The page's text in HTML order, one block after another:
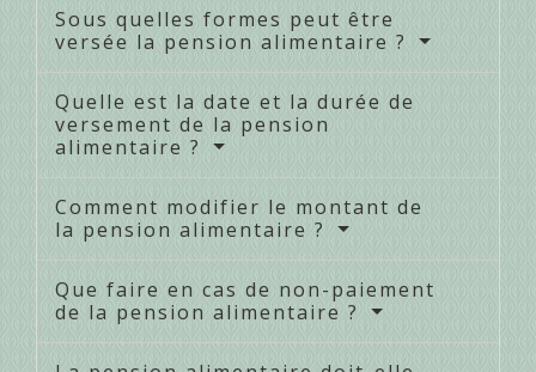
Sous quelles formes peut être
versée la pension alimentaire ?
Quelle est la date et la durée de
versement de la pension
alimentaire ?
Comment modifier le montant de
la pension alimentaire ?
Que faire en cas de non-paiement
de la pension alimentaire ?